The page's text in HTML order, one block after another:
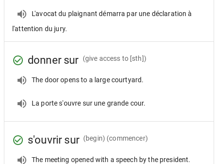
L'avocat du plaignant démarra par une déclaration à
l'attention du jury.
donner sur (give access to [sth])
The door opens to a large courtyard.
La porte s'ouvre sur une grande cour.
s'ouvrir sur (begin) (commencer)
The meeting opened with a speech by the president.